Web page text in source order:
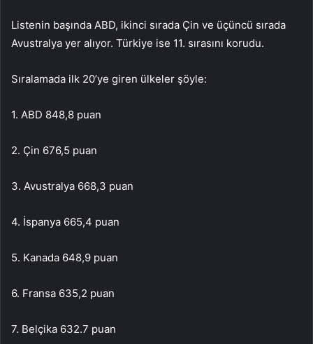
Listenin başında ABD, ikinci sırada Çin ve üçüncü sırada
Avustralya yer alıyor. Türkiye ise 11. sırasını korudu.
Sıralamada ilk 20’ye giren ülkeler şöyle:
1. ABD 848,8 puan
2. Çin 676,5 puan
3. Avustralya 668,3 puan
4. İspanya 665,4 puan
5. Kanada 648,9 puan
6. Fransa 635,2 puan
7. Belçika 632.7 puan